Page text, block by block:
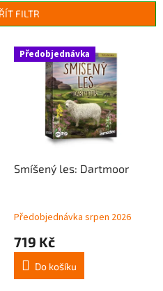
FILTR
Předobjednávka
Smíšený les: Dartmoor
Předobjednávka srpen 2026
719 Kč
Do košíku